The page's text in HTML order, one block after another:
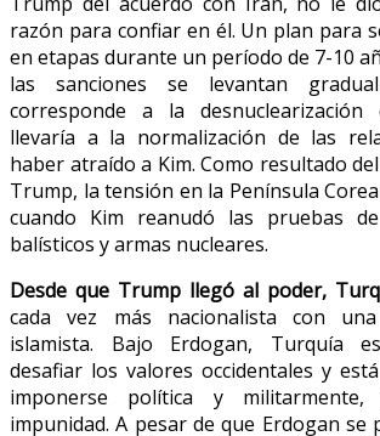
razón para confiar en él. Un plan para
en etapas durante un período de 7-10
las sanciones se levantan
corresponde a la
llevaría a la normalización de las
haber atraído a Kim. Como resultado
Trump, la tensión en la Península
cuando Kim reanudó las pruebas
balísticos y armas nucleares.
Desde que Trump llegó al poder,
cada vez más nacionalista con
islamista. Bajo Erdogan, Turquía
desafiar los valores occidentales y
imponerse política y
impunidad. A pesar de que Erdogan se